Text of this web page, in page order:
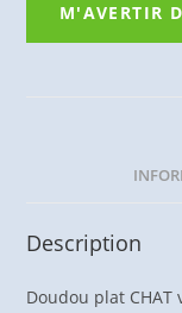
Description
Doudou plat